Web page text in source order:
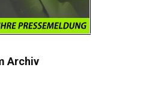
Archiv